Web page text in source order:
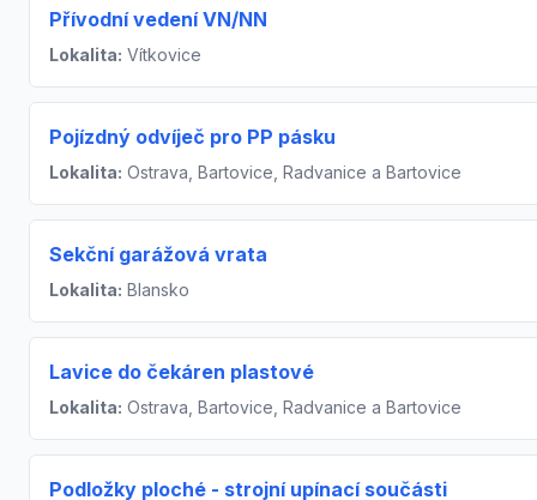
Přívodní vedení VN/NN
Lokalita: Vítkovice
Pojízdný odvíječ pro PP pásku
Lokalita: Ostrava, Bartovice, Radvanice a Bartovice
Sekční garážová vrata
Lokalita: Blansko
Lavice do čekáren plastové
Lokalita: Ostrava, Bartovice, Radvanice a Bartovice
Podložky ploché - strojní upínací součásti